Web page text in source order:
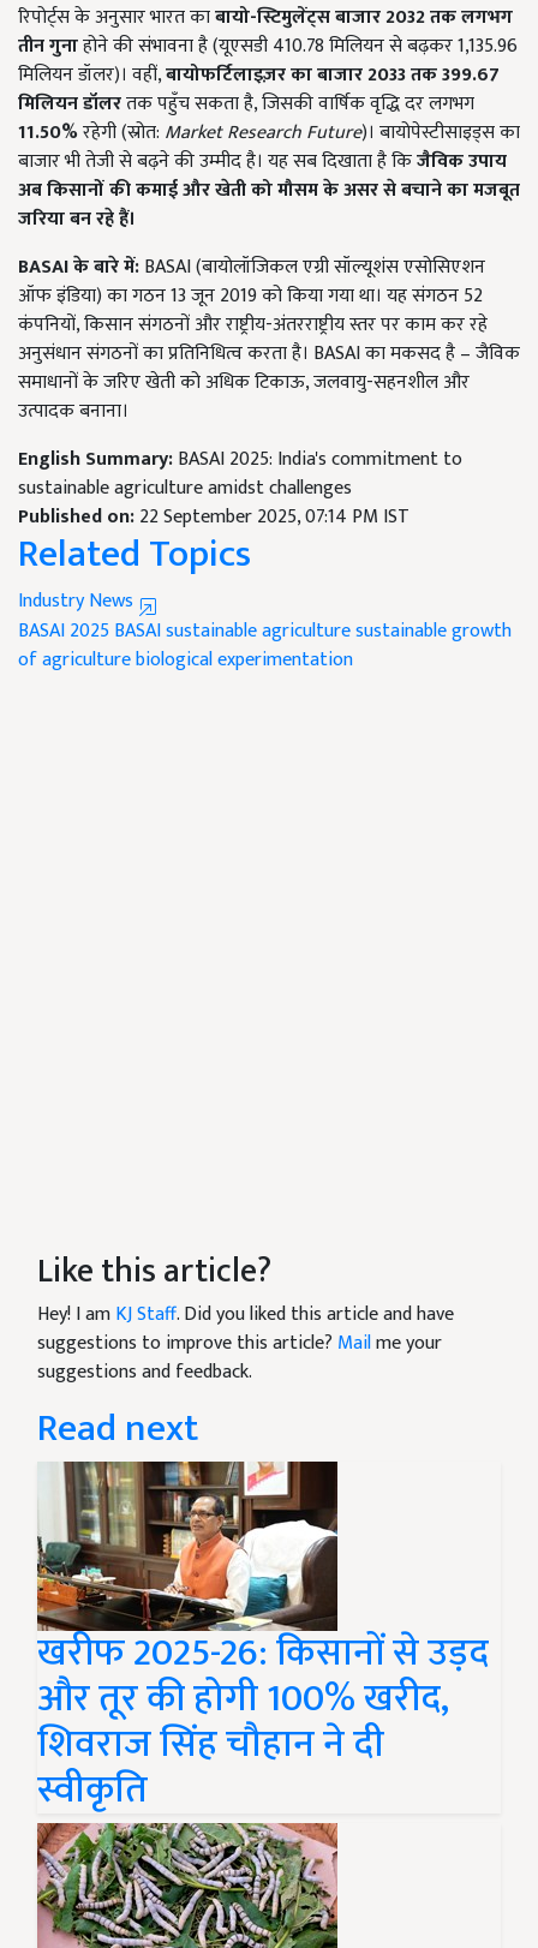
रिपोर्ट्स के अनुसार भारत काबायो-स्टिमुलेंट्सबाजार2032तकलगभग
तीनगुनाहोने की संभावना है (यूएसडी 410.78 मिलियन से बढ़कर 1,135.96
मिलियन डॉलर)। वहीं,बायोफर्टिलाइज़रकाबाजार2033तक399.67
मिलियनडॉलरतक पहुँच सकता है, जिसकी वार्षिक वृद्धि दर लगभग
11.50%रहेगी (स्रोत: Market Research Future)। बायोपेस्टीसाइड्स का
बाजार भी तेजी से बढ़ने की उम्मीद है। यह सब दिखाता है किजैविकउपाय
अबकिसानोंकीकमाईऔरखेतीकोमौसमकेअसरसेबचानेकामजबूत
जरियाबनरहेहैं।
BASAIकेबारेमें:BASAI (बायोलॉजिकल एग्री सॉल्यूशंस एसोसिएशन
ऑफ इंडिया) का गठन 13 जून 2019 को किया गया था। यह संगठन 52
कंपनियों, किसान संगठनों और राष्ट्रीय-अंतरराष्ट्रीय स्तर पर काम कर रहे
अनुसंधान संगठनों का प्रतिनिधित्व करता है। BASAI का मकसद है – जैविक
समाधानों के जरिए खेती को अधिक टिकाऊ, जलवायु-सहनशील और
उत्पादक बनाना।
English Summary:BASAI 2025: India's commitment to
sustainable agriculture amidst challenges
Published on:22 September 2025, 07:14 PM IST
Related Topics
Industry News
BASAI 2025BASAIsustainable agriculturesustainable growth
of agriculturebiological experimentation
Like this article?
Hey! I amKJ Staff. Did you liked this article and have
suggestions to improve this article? Mailme your
suggestions and feedback.
Read next
खरीफ 2025-26: किसानों से उड़द
और तूर की होगी 100% खरीद,
शिवराज सिंह चौहान ने दी
स्वीकृति